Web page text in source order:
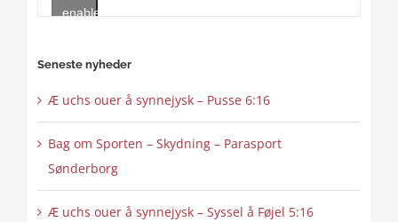
enable
Seneste nyheder
Æ uchs ouer å synnejysk – Pusse 6:16
Bag om Sporten – Skydning – Parasport
Sønderborg
Æ uchs ouer å synnejysk – Syssel å Føjel 5:16